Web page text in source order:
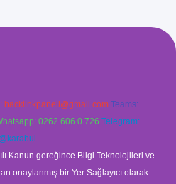
backlinkpaneli@gmail.com Teams:
0262 606 0 726 Telegram:
@karabul
Kanun gereğince Bilgi Teknolojileri ve
onaylanmış bir Yer Sağlayıcı olarak